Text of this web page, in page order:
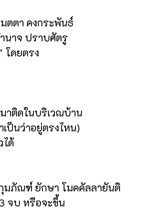
มตตา คงกระพันธ์
นาจ ปราบศัตรู
โดยตรง
าติดในบริเวณบ้าน
ป็นว่าอยู่ตรงไหน)
ได้
มภัณฑ์ ยักษา โมคคัลลายันติ
จบ หรือจะขึ้น